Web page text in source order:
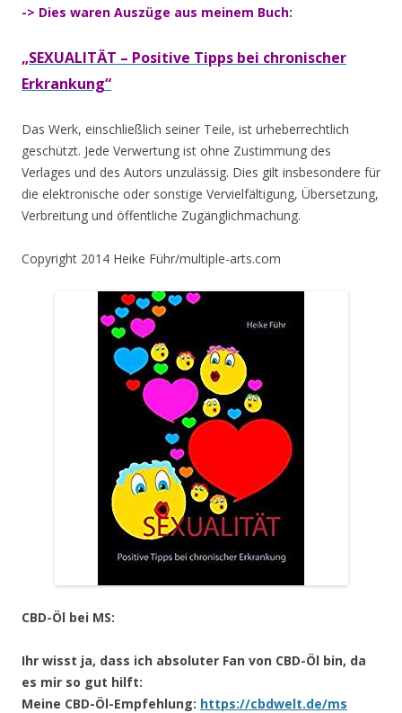
-> Dies waren Auszüge aus meinem Buch:
„SEXUALITÄT – Positive Tipps bei chronischer
Erkrankung“
Das Werk, einschließlich seiner Teile, ist urheberrechtlich
geschützt. Jede Verwertung ist ohne Zustimmung des
Verlages und des Autors unzulässig. Dies gilt insbesondere für
die elektronische oder sonstige Vervielfältigung, Übersetzung,
Verbreitung und öffentliche Zugänglichmachung.
Copyright 2014 Heike Führ/multiple-arts.com
CBD-Öl bei MS:
Ihr wisst ja, dass ich absoluter Fan von CBD-Öl bin, da
es mir so gut hilft:
Meine CBD-Öl-Empfehlung: https://cbdwelt.de/ms